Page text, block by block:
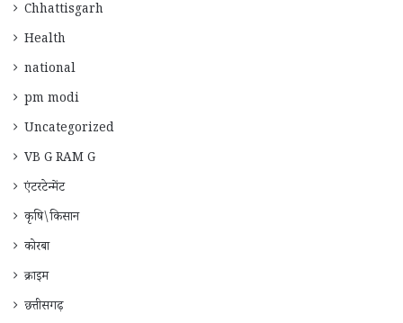
Chhattisgarh
Health
national
pm modi
Uncategorized
VB G RAM G
एंटरटेन्मेंट
कृषि\किसान
कोरबा
क्राइम
छत्तीसगढ़